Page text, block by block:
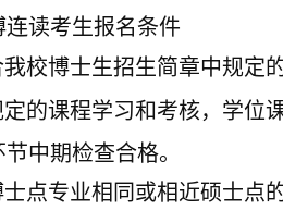
连读考生报名条件
校博士生招生简章中规定
的课程学习和考核， 学位
中期检查合格。
点专业相同 或相近硕士点